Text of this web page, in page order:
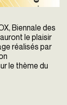
Biennale des
le plaisir
réalisés par
le thème du